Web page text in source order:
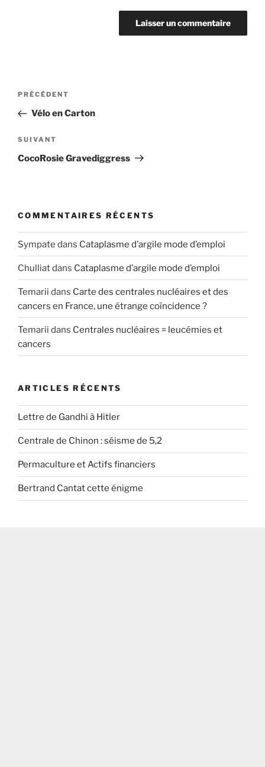
Navigation
l’article
Article
précédent
PRÉCÉDENT
Vélo en Carton
Article
suivant
SUIVANT
CocoRosie Gravediggress
COMMENTAIRES RÉCENTS
Sympate dans Cataplasme d’argile mode d’emploi
Chulliatdans Cataplasme d’argile mode d’emploi
Temarii dans Carte des centrales nucléaires et des
cancers en France, une étrange coïncidence ?
Temarii dans Centrales nucléaires = leucémies et
cancers
ARTICLES RÉCENTS
Lettre de Gandhi à Hitler
Centrale de Chinon : séisme de 5,2
Permaculture et Actifs financiers
Bertrand Cantat cette énigme